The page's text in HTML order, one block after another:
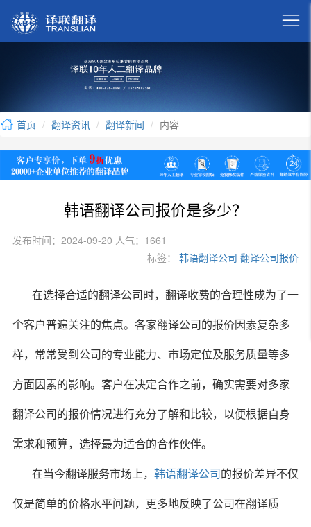

首页 翻译资讯 翻译新闻 内容
韩语翻译公司报价是多少？
发布时间：2024-09-20 人气：1661
标签：
韩语翻译公司 翻译公司报价
在选择合适的翻译公司时，翻译收费的合理性成为了一
个客户普遍关注的焦点。各家翻译公司的报价因素复杂多
样，常常受到公司的专业能力、市场定位及服务质量等多
方面因素的影响。客户在决定合作之前，确实需要对多家
翻译公司的报价情况进行充分了解和比较，以便根据自身
需求和预算，选择最为适合的合作伙伴。
在当今翻译服务市场上， 韩语翻译公司 的报价差异不仅
仅是简单的价格水平问题，更多地反映了公司在翻译质